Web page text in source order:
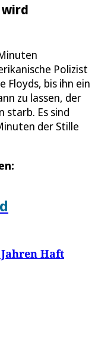
wird
Polizist
Floyds, bis ihn ein
zu lassen, der
starb. Es sind
der Stille
Haft